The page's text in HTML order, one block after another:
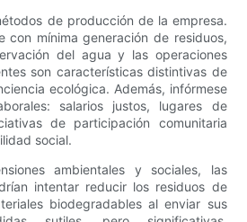
de producción de la empresa.
con mínima generación de residuos,
del agua y las operaciones
son características distintivas de
ecológica. Además, infórmese
salarios justos, lugares de
de participación comunitaria
social.
ambientales y sociales, las
intentar reducir los residuos de
biodegradables al enviar sus